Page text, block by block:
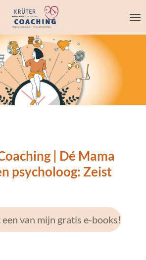
| Dé Mama
psycholoog: Zeist
van mijn gratis e-books!